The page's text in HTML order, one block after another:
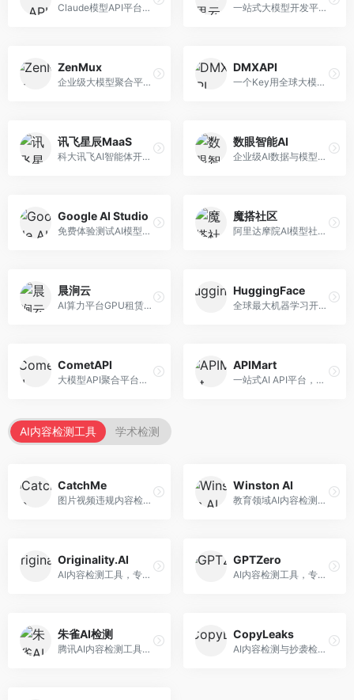
Claude模型API平台，专注于安全可靠的AI服务。面向开发者，提供Claude系列模型API、安全特性、企业级服务等，API质量高。 一站式大模型开发平台，深度整合阿里云服务。面向企业开发者和AI团队，提供模型训练、微调、部署、应用开发等全流程服务，企业级功能完善。
ZenMux
企业级大模型聚合平台，专注于企业AI服务。面向企业用户，提供多模型管理、安全合规、成本优化等服务，企业级功能完善。
DMXAPI
一个Key用全球大模型的聚合平台。面向开发者，提供多模型统一API、简化接入、成本控制等服务，接入便捷。
讯飞星辰MaaS
科大讯飞AI智能体开发平台，专注于企业级模型服务。面向企业用户，提供模型调用、智能体创建、行业解决方案等服务，中文能力突出。
数眼智能AI
企业级AI数据与模型服务平台，专注于数据驱动AI。面向企业用户，提供数据管理、模型训练、部署服务等，数据治理能力强。
Google AI Studio
免费体验测试AI模型的平台，深度整合Google生态。面向开发者和研究者，提供Gemini模型体验、API密钥管理、提示词测试等服务，免费使用。
魔搭社区
阿里达摩院AI模型社区，专注于中文AI生态。面向中文开发者，提供开源模型、数据集、开发工具等资源，中文模型丰富。
晨涧云
AI算力平台GPU租赁服务，专注于弹性算力。面向开发者和研究者，提供GPU租赁、弹性调度、成本优化等服务，算力灵活。
HuggingFace
全球最大机器学习开源社区，整合模型库与开发工具。面向AI研究者和开发者，提供开源模型、数据集、开发工具等资源，开源生态最完善。
CometAPI
大模型API聚合平台，整合多种AI模型服务。面向开发者，提供统一接口、模型切换、监控分析等服务，API管理便捷。
APIMart
一站式AI API平台，整合多种AI服务。面向开发者，提供模型API、图像处理、语音识别等服务，API种类丰富。
AI内容检测工具 学术检测
CatchMe
图片视频违规内容检测平台，专注于视觉内容安全。面向内容平台，提供图片审核、视频审核、直播监控等服务，视觉检测专业。
Winston AI
教育领域AI内容检测平台，专注于学术诚信。面向教育机构，提供AI内容检测、抄袭检测、报告生成等服务，教育适配性强。
Originality.AI
AI内容检测工具，专注于内容原创性验证。面向内容创作者和出版商，提供AI检测、抄袭检测、批量分析等服务，检测精度高。
GPTZero
AI内容检测工具，专注于AI生成文本识别。面向教育工作者和出版商，提供文本检测、批量分析、API接口等服务，检测准确率高。
朱雀AI检测
腾讯AI内容检测工具，专注于中文内容识别。面向中文用户，提供AI内容检测、文本分析、报告生成等服务，中文检测专业。
CopyLeaks
AI内容检测与抄袭检测平台，专注于内容原创性验证。面向教育机构和出版商，提供AI检测、抄袭检测、多语言支持等服务，检测全面。